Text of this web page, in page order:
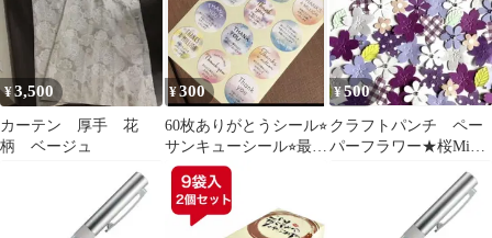
¥3,500
カーテン 厚手 花
柄 ベージュ
¥300
60枚ありがとうシール⭐︎
サンキューシール⭐︎最安
値⭐︎ポイント消化⭐︎
¥500
クラフトパンチ ペー
パーフラワー★桜Mix